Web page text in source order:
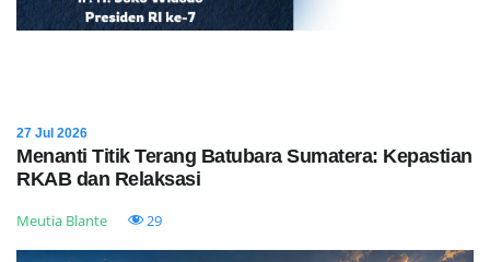
27 Jul 2026
Menanti Titik Terang Batubara Sumatera: Kepastian
RKAB dan Relaksasi
Meutia Blante 29